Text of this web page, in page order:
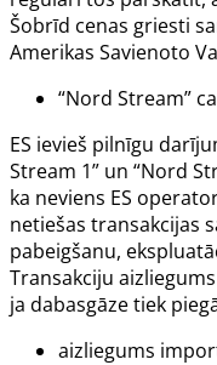
Šobrīd cenas griesti
Amerikas Savienoto
“Nord Stream”
ES ievieš pilnīgu
Stream 1” un “Nord
ka neviens ES
netiešas transakcijas
pabeigšanu,
Transakciju
ja dabasgāze tiek
aizliegums